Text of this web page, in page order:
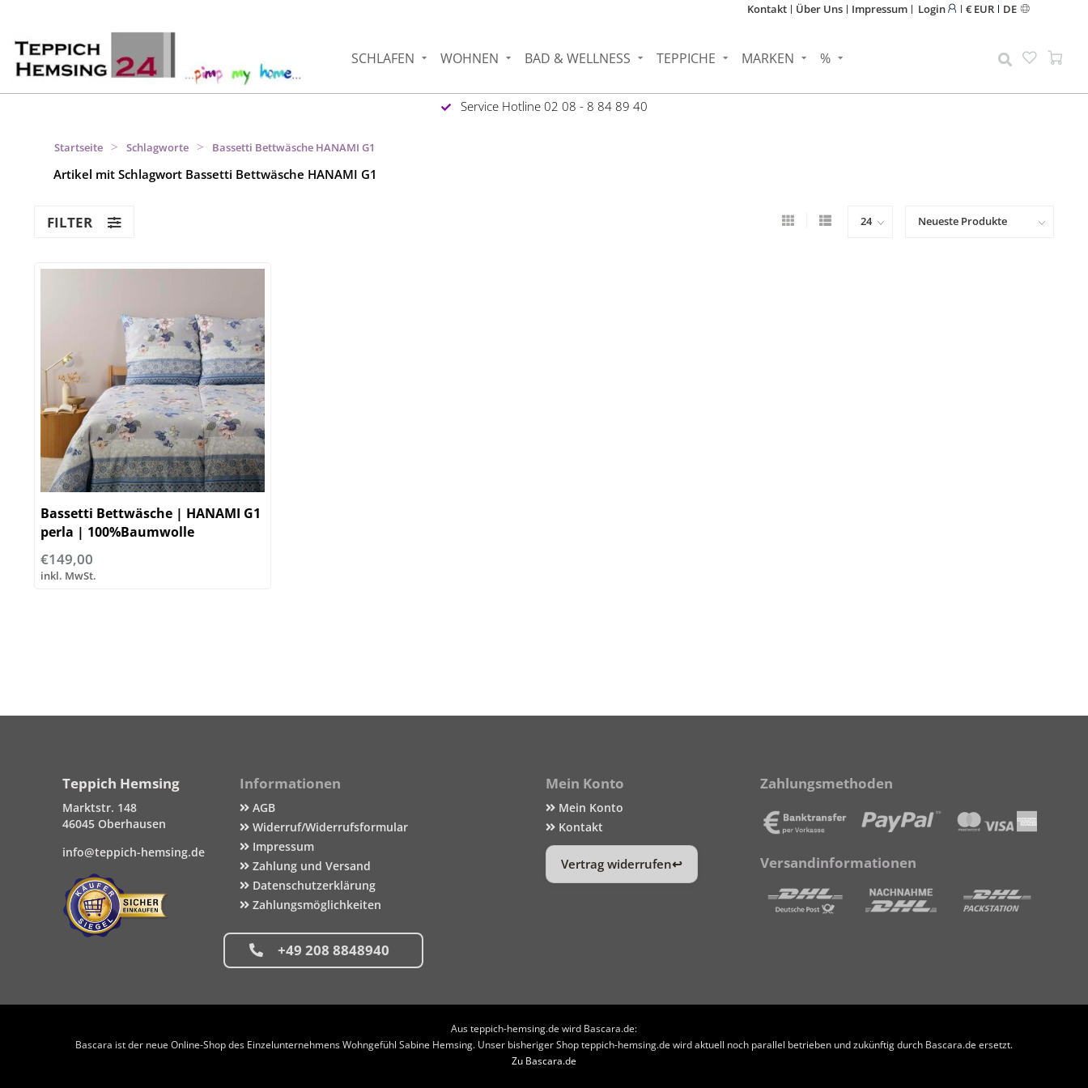
Kontakt Über Uns Impressum Login € EUR DE
SCHLAFEN WOHNEN BAD & WELLNESS TEPPICHE MARKEN %
Service Hotline 02 08 - 8 84 89 40
Startseite > Schlagworte > Bassetti Bettwäsche HANAMI G1
Artikel mit Schlagwort Bassetti Bettwäsche HANAMI G1
FILTER
Bassetti Bettwäsche | HANAMI G1
perla | 100%Baumwolle
€149,00
inkl. MwSt.
Teppich Hemsing
Marktstr. 148
46045 Oberhausen
info@teppich-hemsing.de
Informationen
AGB
Widerruf/Widerrufsformular
Impressum
Zahlung und Versand
Datenschutzerklärung
Zahlungsmöglichkeiten
+49 208 8848940
Mein Konto
Mein Konto
Kontakt
Vertrag widerrufen
Zahlungsmethoden
Versandinformationen
Aus teppich-hemsing.de wird Bascara.de:
Bascara ist der neue Online-Shop des Einzelunternehmens Wohngefühl Sabine Hemsing. Unser bisheriger Shop teppich-hemsing.de wird aktuell noch parallel betrieben und zukünftig durch Bascara.de ersetzt.
Zu Bascara.de